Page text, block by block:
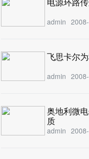
admin
飞思卡尔
admin
奥地利微
质
admin